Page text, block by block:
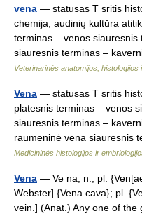
vena — statusas T sritis
chemija, audinių kultūra
terminas – venos
siauresnis terminas –
Veterinarinės anatomijos, histologijos
Vena — statusas T sritis
platesnis terminas – venos
siauresnis terminas –
raumeninė vena
Medicininės histologijos ir
Vena — Ve na, n.; pl.
Webster] {Vena cava}; pl.
vein.] (Anat.) Any one of the